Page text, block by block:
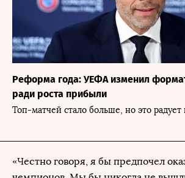
Реформа года: УЕФА изменил
ради роста прибыли
Топ-матчей стало больше, но это радует
«Честно говоря, я бы предпочел